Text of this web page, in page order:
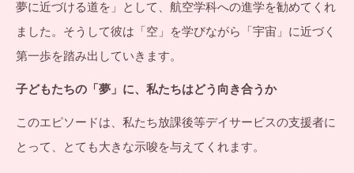
夢に近づける道を」として、航空学科への進学を勧めてくれ
ました。そうして彼は「空」を学びながら「宇宙」に近づく
第一歩を踏み出していきます。
子どもたちの「夢」に、私たちはどう向き合うか
このエピソードは、私たち放課後等デイサービスの支援者に
とって、とても大きな示唆を与えてくれます。